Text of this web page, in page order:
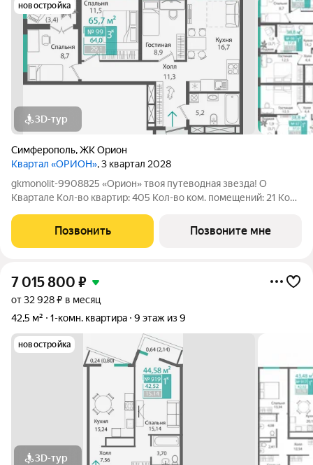
новостройка
3D-тур
Симферополь,ЖК Орион
Квартал «ОРИОН», 3 квартал 2028
gkmonolit-9908825 «Орион» твоя путеводная звезда! О
Квартале Кол-во квартир: 405 Кол-во ком. помещений: 21 Кол-
ключей: I 2029 г. Современный квартал комфорт-класса, в
котором сочетаются
Позвонить Позвоните мне
7 015 800 ₽
от 32 928 ₽ в месяц
42,5 м²
1-комн. квартира 9 этаж из 9
новостройка
3D-тур